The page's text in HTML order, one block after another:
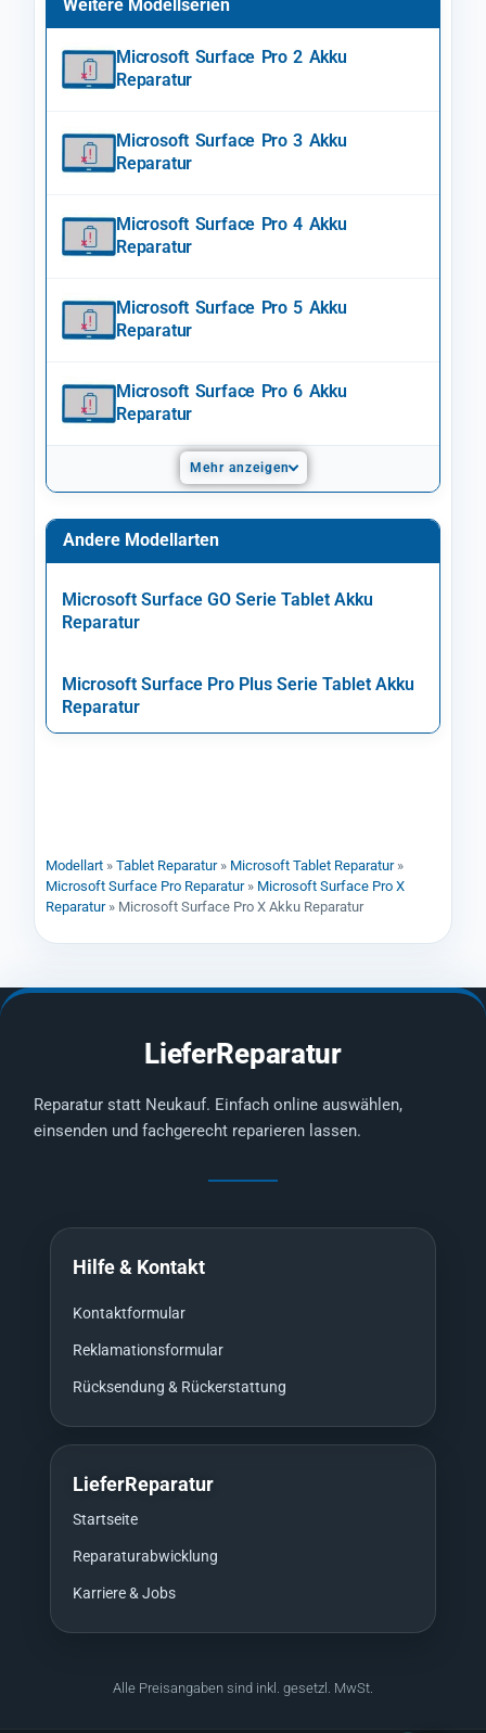
Weitere Modellserien
Microsoft Surface Pro 2 Akku
Reparatur
Microsoft Surface Pro 3 Akku
Reparatur
Microsoft Surface Pro 4 Akku
Reparatur
Microsoft Surface Pro 5 Akku
Reparatur
Microsoft Surface Pro 6 Akku
Reparatur
Mehr anzeigen
Andere Modellarten
Microsoft Surface GO Serie Tablet Akku
Reparatur
Microsoft Surface Pro Plus Serie Tablet Akku
Reparatur
Modellart » Tablet Reparatur» Microsoft Tablet Reparatur»
Microsoft Surface Pro Reparatur» Microsoft Surface Pro X
Reparatur» Microsoft Surface Pro X Akku Reparatur
LieferReparatur
Reparatur statt Neukauf. Einfach online auswählen,
einsenden und fachgerecht reparieren lassen.
Hilfe & Kontakt
Kontaktformular
Reklamationsformular
Rücksendung & Rückerstattung
LieferReparatur
Startseite
Reparaturabwicklung
Karriere & Jobs
Alle Preisangaben sind inkl. gesetzl. MwSt.